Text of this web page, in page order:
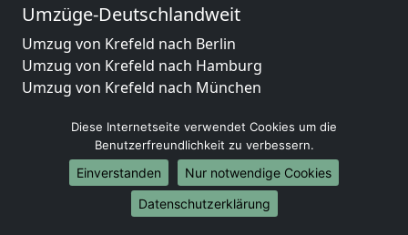
Umzüge-Deutschlandweit
Umzug von Krefeld nach Berlin
Umzug von Krefeld nach Hamburg
Umzug von Krefeld nach München
Umzug von Krefeld nach Frankfurt am Main
Umzug von Krefeld nach Stuttgart
Umzug von Krefeld nach Düsseldorf
Umzug von Krefeld nach Leipzig
Umzug von Krefeld nach Dortmund
Diese Internetseite verwendet Cookies um die
Benutzerfreundlichkeit zu verbessern.
Einverstanden
Nur notwendige Cookies
Datenschutzerklärung